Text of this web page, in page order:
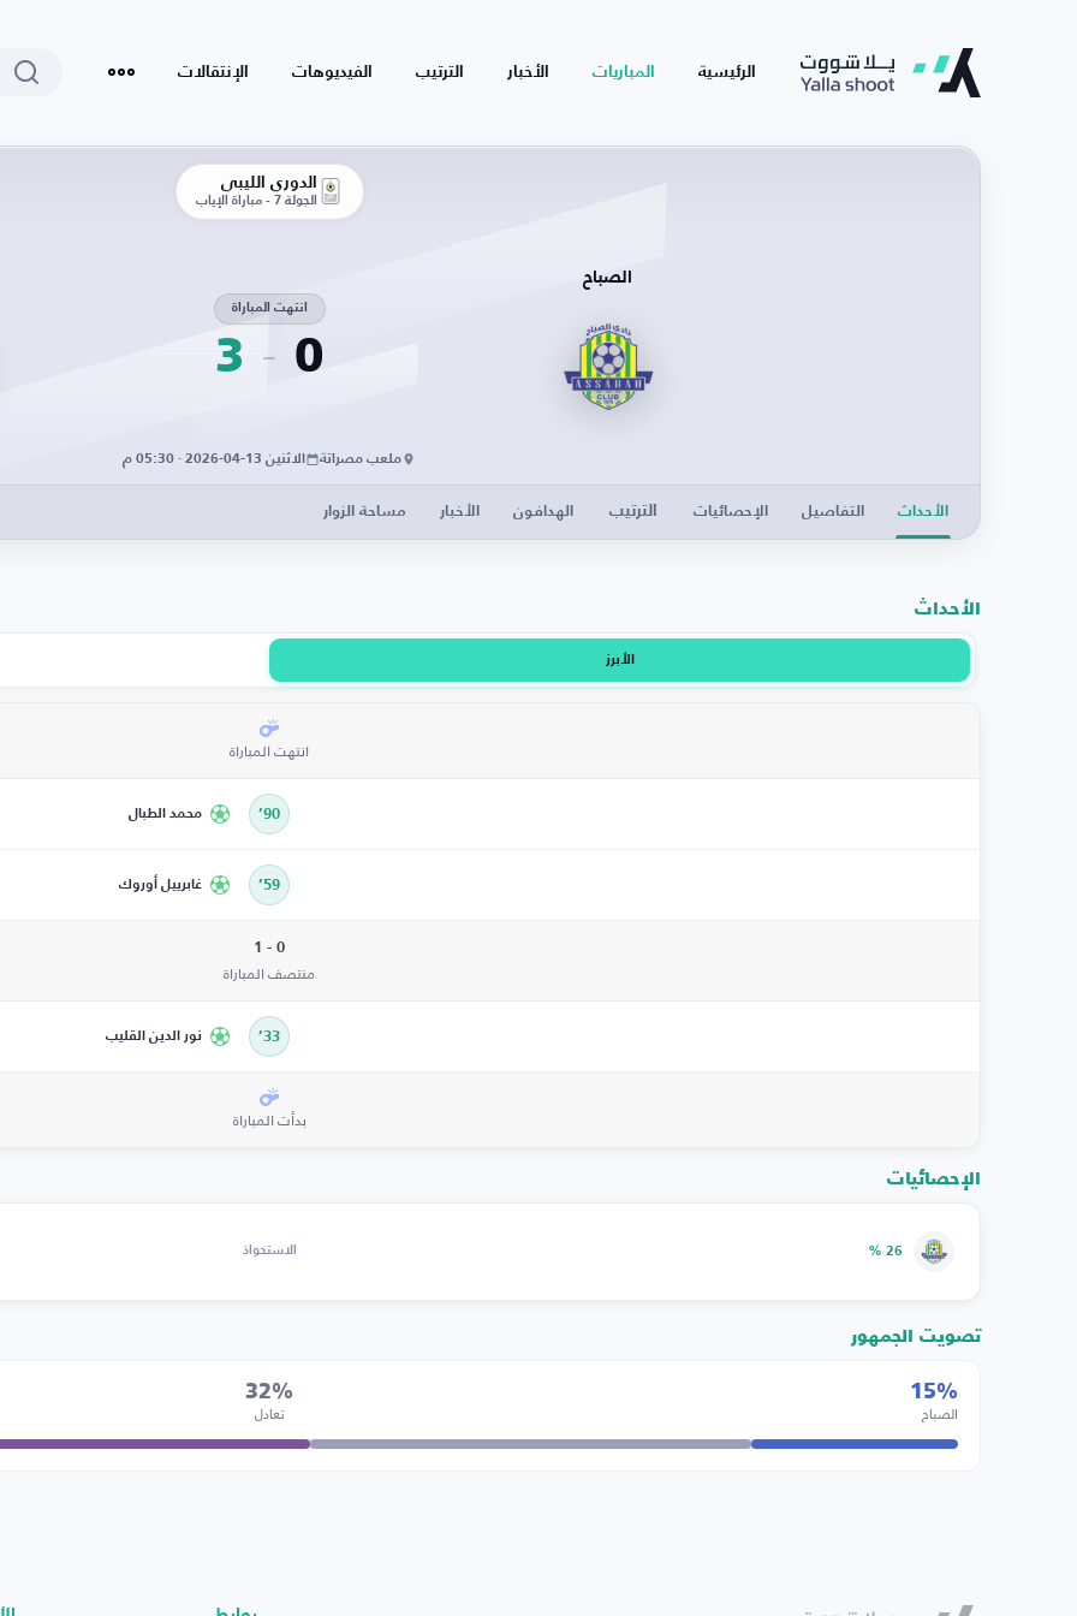
الرئيسية المباريات الأخبار الترتيب الفيديوهات الإنتقالات
الدوري الليبي
الجولة 7 - مباراة الإياب
الصباح
0
انتهت المباراة
3
ملعب مصراتة الاثنين 13-04-2026 · 05:30 م
الأحداث التفاصيل الإحصائيات الترتيب الهدافون الأخبار مساحة الزوار
الأحداث
الأبرز
انتهت المباراة
90’ محمد الطبال
59’ غابرييل أوروك
0 - 1
منتصف المباراة
33’ نور الدين القليب
بدأت المباراة
الإحصائيات
26 % الاستحواذ
تصويت الجمهور
15%
الصباح
32%
تعادل